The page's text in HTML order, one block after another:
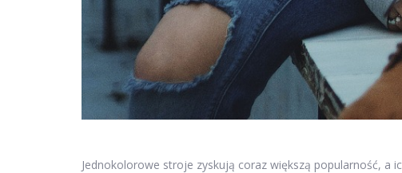
Jednokolorowe stroje zyskują coraz większą popularność, a